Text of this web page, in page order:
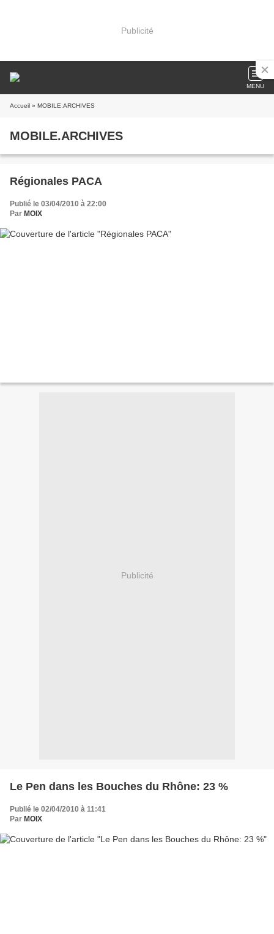
Publicité
MENU
Accueil » MOBILE.ARCHIVES
MOBILE.ARCHIVES
Régionales PACA
Publié le 03/04/2010 à 22:00
Par MOIX
Publicité
Le Pen dans les Bouches du Rhône: 23 %
Publié le 02/04/2010 à 11:41
Par MOIX